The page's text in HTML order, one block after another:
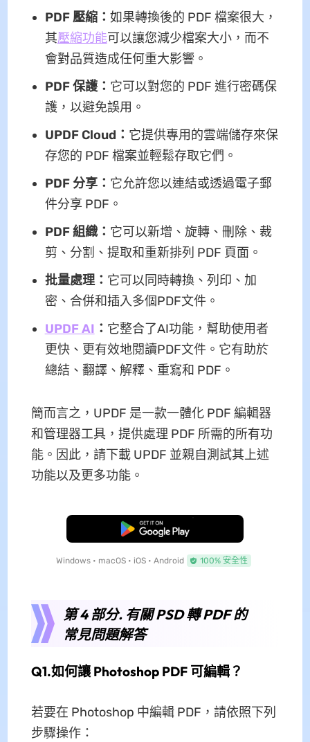
PDF 壓縮： 如果轉換後的 PDF 檔案很大，
其壓縮功能可以讓您減少檔案大小，而不
會對品質造成任何重大影響。
PDF 保護： 它可以對您的 PDF 進行密碼保
護，以避免誤用。
UPDF Cloud： 它提供專用的雲端儲存來保
存您的 PDF 檔案並輕鬆存取它們。
PDF 分享： 它允許您以連結或透過電子郵
件分享 PDF。
PDF 組織： 它可以新增、旋轉、刪除、裁
剪、分割、提取和重新排列 PDF 頁面。
批量處理： 它可以同時轉換、列印、加
密、合併和插入多個PDF文件。
UPDF AI ： 它整合了AI功能，幫助使用者
更快、更有效地閱讀PDF文件。它有助於
總結、翻譯、解釋、重寫和 PDF。
簡而言之，UPDF 是一款一體化 PDF 編輯器
和管理器工具，提供處理 PDF 所需的所有功
能。因此，請下載 UPDF 並親自測試其上述
功能以及更多功能。
免費下載
Windows • macOS • iOS • Android 100% 安全性
第 4 部分. 有關 PSD 轉 PDF 的
常見問題解答
Q1.如何讓 Photoshop PDF 可編輯？
若要在 Photoshop 中編輯 PDF，請依照下列
步驟操作：